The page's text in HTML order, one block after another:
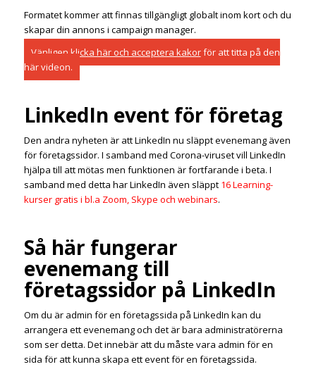
Formatet kommer att finnas tillgängligt globalt inom kort och du
skapar din annons i campaign manager.
Vänligen klicka här och acceptera kakorför att titta på den
här videon.
LinkedIn event för företag
Den andra nyheten är att LinkedIn nu släppt evenemang även
för företagssidor. I samband med Corona-viruset vill LinkedIn
hjälpa till att mötas men funktionen är fortfarande i beta. I
samband med detta har LinkedIn även släppt 16 Learning-
kurser gratis i bl.a Zoom, Skype och webinars.
Så här fungerar
evenemang till
företagssidor på LinkedIn
Om du är admin för en företagssida på LinkedIn kan du
arrangera ett evenemang och det är bara administratörerna
som ser detta. Det innebär att du måste vara admin för en
sida för att kunna skapa ett event för en företagssida.